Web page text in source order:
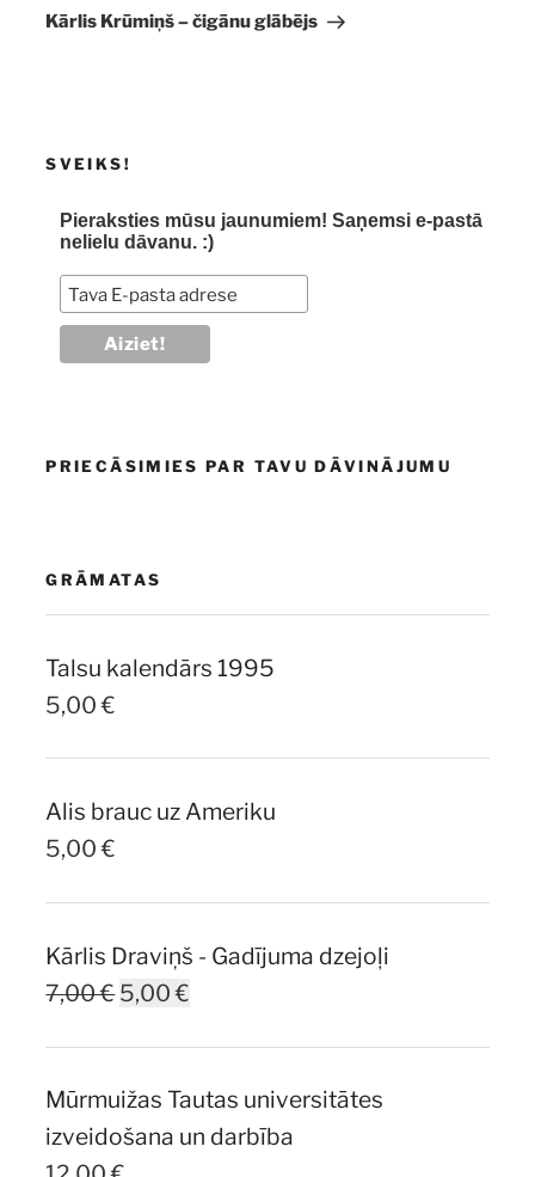
ziņa
Kārlis Krūmiņš – čigānu glābējs
SVEIKS!
Pieraksties mūsu jaunumiem! Saņemsi e-pastā
nelielu dāvanu. :)
PRIECĀSIMIES PAR TAVU DĀVINĀJUMU
GRĀMATAS
Talsu kalendārs 1995
5,00€
Alis brauc uz Ameriku
5,00€
Kārlis Draviņš - Gadījuma dzejoļi
7,00€Original
7,00 €.
5,00€
5,00 €.
Mūrmuižas Tautas universitātes
izveidošana un darbība